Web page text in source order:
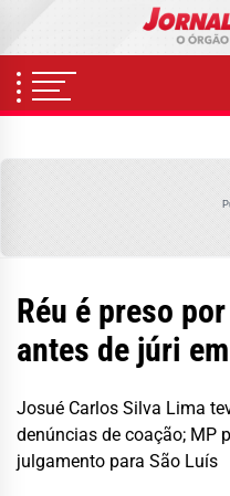
content
Réu é preso
antes de júri
Josué Carlos Silva Lima
denúncias de coação; MP
julgamento para São Luís